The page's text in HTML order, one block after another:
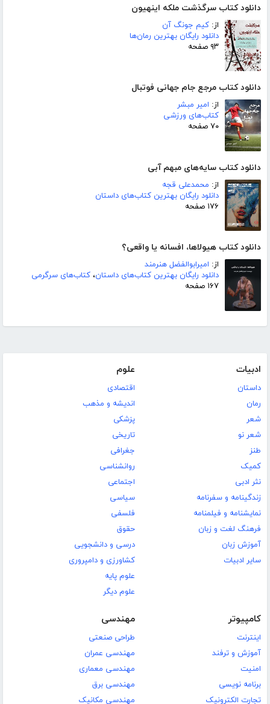
دانلود کتاب سرگذشت ملکه اینهیون
از: کیم جونگ آن
دانلود رایگان بهترین رمان‌ها
۹۳ صفحه
دانلود کتاب مرجع جام جهانی فوتبال
از: امیر مبشر
کتاب‌های ورزشی
۷۰ صفحه
دانلود کتاب سایه‌های مبهم آبی
از: محمدعلی قجه
دانلود رایگان بهترین کتاب‌های داستان
۱۷۶ صفحه
دانلود کتاب هیولاها، افسانه یا واقعی؟
از: امیرابوالفضل هنرمند
دانلود رایگان بهترین کتاب‌های داستان، کتاب‌های سرگرمی
۱۶۷ صفحه
ادبیات
داستان
رمان
شعر
شعر نو
طنز
کمیک
نثر ادبی
زندگینامه و سفرنامه
نمایشنامه و فیلمنامه
فرهنگ لغت و زبان
آموزش زبان
سایر ادبیات
علوم
اقتصادی
اندیشه و مذهب
پزشکی
تاریخی
جغرافی
روانشناسی
اجتماعی
سیاسی
فلسفی
حقوق
درسی و دانشجویی
کشاورزی و دامپروری
علوم پایه
علوم دیگر
کامپیوتر
اینترنت
آموزش و ترفند
امنیت
برنامه نویسی
تجارت الکترونیک
مهندسی
طراحی صنعتی
مهندسی عمران
مهندسی معماری
مهندسی برق
مهندسی مکانیک